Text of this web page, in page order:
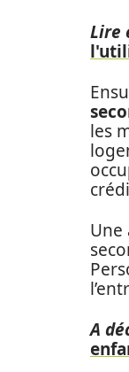
Lire
les
Une
A